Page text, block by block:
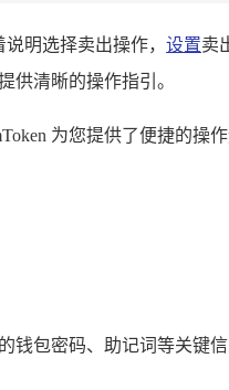
明选择卖出操作， 设置卖
供清晰的操作指引。
为您提供了便捷的操
包密码、助记词等关键